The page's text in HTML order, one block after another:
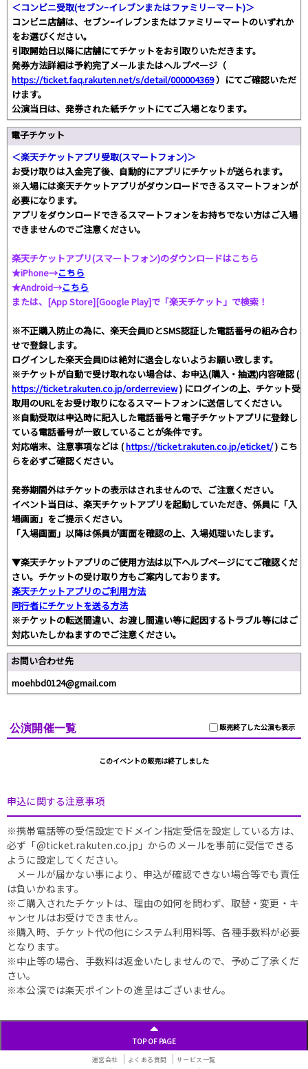
＜コンビニ受取(セブンｰイレブンまたはファミリーマート)＞
コンビニ店舗は、セブンｰイレブンまたはファミリーマートのいずれか
をお選びください。
引取開始日以降に店舗にてチケットをお引取りいただきます。
発券方法詳細は予約完了メールまたはヘルプページ（
https://ticket.faq.rakuten.net/s/detail/000004369）にてご確認いただ
けます。
公演当日は、発券された紙チケットにてご入場となります。
電子チケット
＜楽天チケットアプリ受取(スマートフォン)＞
お受け取りは入金完了後、自動的にアプリにチケットが送られます。
※入場には楽天チケットアプリがダウンロードできるスマートフォンが
必要になります。
アプリをダウンロードできるスマートフォンをお持ちでない方はご入場
できませんのでご注意ください。
楽天チケットアプリ(スマートフォン)のダウンロードはこちら
★iPhone→こちら
★Android→こちら
または、[App Store][Google Play]で「楽天チケット」で検索！
※不正購入防止の為に、楽天会員IDとSMS認証した電話番号の組み合わ
せで登録します。
ログインした楽天会員IDは絶対に退会しないようお願い致します。
※チケットが自動で受け取れない場合は、お申込(購入・抽選)内容確認 (
https://ticket.rakuten.co.jp/orderreview) にログインの上、チケット受
取用のURLをお受け取りになるスマートフォンに送信してください。
※自動受取は申込時に記入した電話番号と電子チケットアプリに登録し
ている電話番号が一致していることが条件です。
対応端末、注意事項などは (https://ticket.rakuten.co.jp/eticket/) こち
らを必ずご確認ください。
発券期間外はチケットの表示はされませんので、ご注意ください。
イベント当日は、楽天チケットアプリを起動していただき、係員に「入
場画面」をご提示ください。
「入場画面」以降は係員が画面を確認の上、入場処理いたします。
▼楽天チケットアプリのご使用方法は以下ヘルプページにてご確認くだ
さい。チケットの受け取り方もご案内しております。
楽天チケットアプリのご利用方法
同行者にチケットを送る方法
※チケットの転送間違い、お渡し間違い等に起因するトラブル等にはご
対応いたしかねますのでご注意ください。
お問い合わせ先
moehbd0124@gmail.com
販売終了した公演も表示
公演開催一覧
このイベントの販売は終了しました
申込に関する注意事項
※携帯電話等の受信設定でドメイン指定受信を設定している方は、
必ず「@ticket.rakuten.co.jp」からのメールを事前に受信できる
ように設定してください。
メールが届かない事により、申込が確認できない場合等でも責任
は負いかねます。
※ご購入されたチケットは、理由の如何を問わず、取替・変更・キ
ャンセルはお受けできません。
※購入時、チケット代の他にシステム利用料等、各種手数料が必要
となります。
※中止等の場合、手数料は返金いたしませんので、予めご了承くだ
さい。
※本公演では楽天ポイントの進呈はございません。
TOP OF PAGE
運営会社 よくある質問 サービス一覧